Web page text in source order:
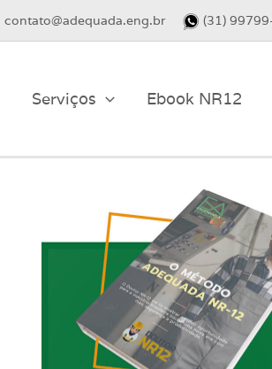
contato@adequada.eng.br (31)
Serviços Ebook NR12